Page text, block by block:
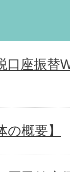
口座振替
概要】